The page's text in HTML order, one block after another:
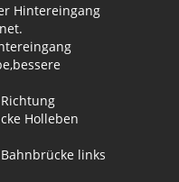
Hintereingang
Holleben
links